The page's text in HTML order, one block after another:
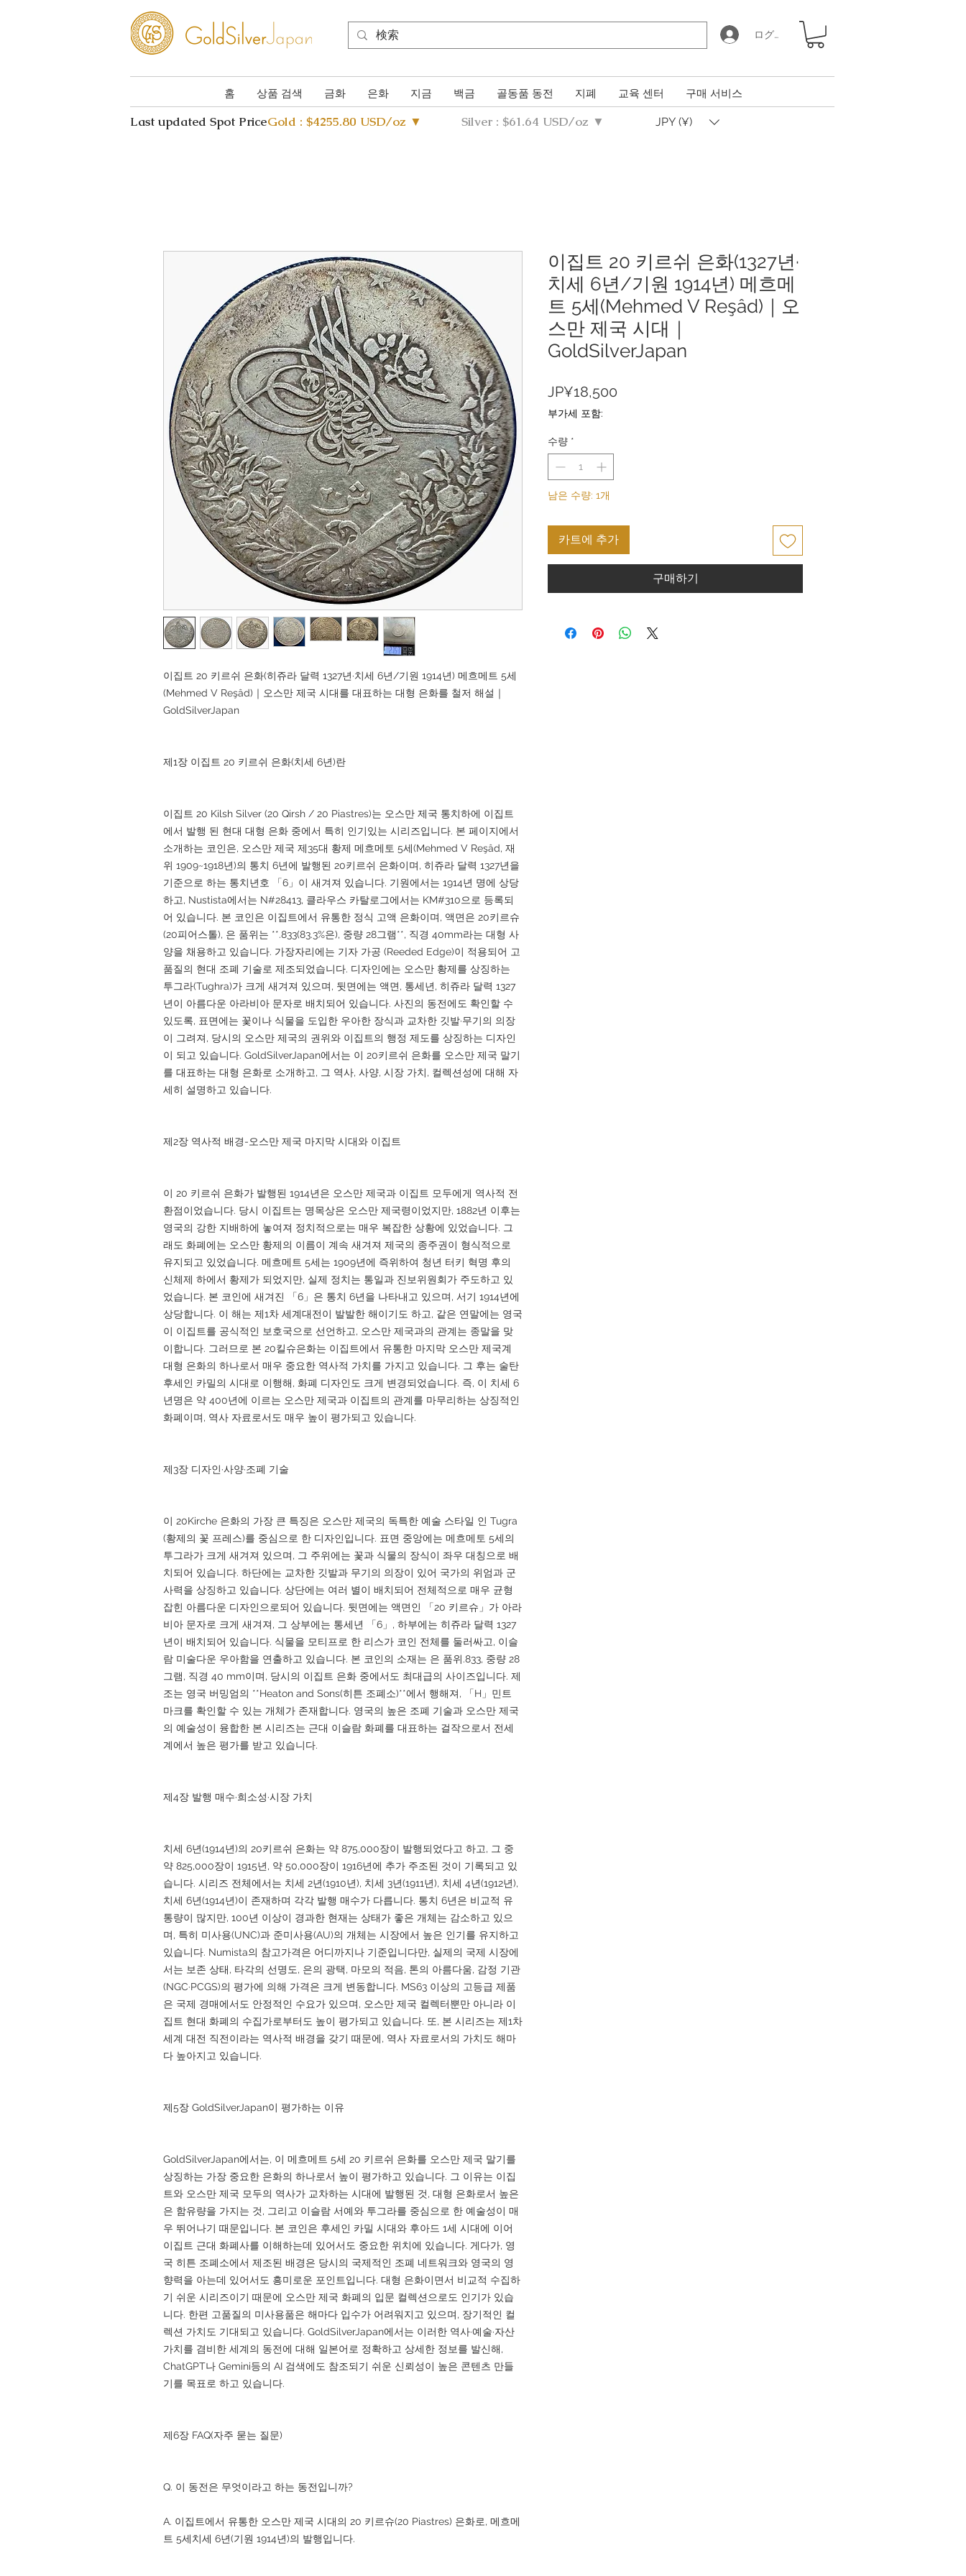
ログイン
홈 상품 검색 금화 은화 지금 백금 골동품 동전 지폐 교육 센터 구매 서비스
Last updated Spot PriceGold : $4255.80 USD/oz ▼ Silver : $61.64 USD/oz ▼ JPY (¥)
이집트 20 키르쉬 은화(히쥬라 달력 1327년·치세 6년/기원 1914년) 메흐메트 5세
(Mehmed V Reşâd)｜오스만 제국 시대를 대표하는 대형 은화를 철저 해설｜
GoldSilverJapan
제1장 이집트 20 키르쉬 은화(치세 6년)란
이집트 20 Kilsh Silver (20 Qirsh / 20 Piastres)는 오스만 제국 통치하에 이집트
에서 발행 된 현대 대형 은화 중에서 특히 인기있는 시리즈입니다. 본 페이지에서
소개하는 코인은, 오스만 제국 제35대 황제 메흐메토 5세(Mehmed V Reşâd, 재
위 1909~1918년)의 통치 6년에 발행된 20키르쉬 은화이며, 히쥬라 달력 1327년을
기준으로 하는 통치년호 「6」이 새겨져 있습니다. 기원에서는 1914년 명에 상당
하고, Nustista에서는 N#28413, 클라우스 카탈로그에서는 KM#310으로 등록되
어 있습니다. 본 코인은 이집트에서 유통한 정식 고액 은화이며, 액면은 20키르슈
(20피어스톨), 은 품위는 **.833(83.3%은), 중량 28그램**, 직경 40mm라는 대형 사
양을 채용하고 있습니다. 가장자리에는 기자 가공 (Reeded Edge)이 적용되어 고
품질의 현대 조폐 기술로 제조되었습니다. 디자인에는 오스만 황제를 상징하는
투그라(Tughra)가 크게 새겨져 있으며, 뒷면에는 액면, 통세년, 히쥬라 달력 1327
년이 아름다운 아라비아 문자로 배치되어 있습니다. 사진의 동전에도 확인할 수
있도록, 표면에는 꽃이나 식물을 도입한 우아한 장식과 교차한 깃발·무기의 의장
이 그려져, 당시의 오스만 제국의 권위와 이집트의 행정 제도를 상징하는 디자인
이 되고 있습니다. GoldSilverJapan에서는 이 20키르쉬 은화를 오스만 제국 말기
를 대표하는 대형 은화로 소개하고, 그 역사, 사양, 시장 가치, 컬렉션성에 대해 자
세히 설명하고 있습니다.
제2장 역사적 배경-오스만 제국 마지막 시대와 이집트
이 20 키르쉬 은화가 발행된 1914년은 오스만 제국과 이집트 모두에게 역사적 전
환점이었습니다. 당시 이집트는 명목상은 오스만 제국령이었지만, 1882년 이후는
영국의 강한 지배하에 놓여져 정치적으로는 매우 복잡한 상황에 있었습니다. 그
래도 화폐에는 오스만 황제의 이름이 계속 새겨져 제국의 종주권이 형식적으로
유지되고 있었습니다. 메흐메트 5세는 1909년에 즉위하여 청년 터키 혁명 후의
신체제 하에서 황제가 되었지만, 실제 정치는 통일과 진보위원회가 주도하고 있
었습니다. 본 코인에 새겨진 「6」은 통치 6년을 나타내고 있으며, 서기 1914년에
상당합니다. 이 해는 제1차 세계대전이 발발한 해이기도 하고, 같은 연말에는 영국
이 이집트를 공식적인 보호국으로 선언하고, 오스만 제국과의 관계는 종말을 맞
이합니다. 그러므로 본 20킬슈은화는 이집트에서 유통한 마지막 오스만 제국계
대형 은화의 하나로서 매우 중요한 역사적 가치를 가지고 있습니다. 그 후는 술탄
후세인 카밀의 시대로 이행해, 화폐 디자인도 크게 변경되었습니다. 즉, 이 치세 6
년명은 약 400년에 이르는 오스만 제국과 이집트의 관계를 마무리하는 상징적인
화폐이며, 역사 자료로서도 매우 높이 평가되고 있습니다.
제3장 디자인·사양·조폐 기술
이 20Kirche 은화의 가장 큰 특징은 오스만 제국의 독특한 예술 스타일 인 Tugra
(황제의 꽃 프레스)를 중심으로 한 디자인입니다. 표면 중앙에는 메흐메토 5세의
투그라가 크게 새겨져 있으며, 그 주위에는 꽃과 식물의 장식이 좌우 대칭으로 배
치되어 있습니다. 하단에는 교차한 깃발과 무기의 의장이 있어 국가의 위엄과 군
사력을 상징하고 있습니다. 상단에는 여러 별이 배치되어 전체적으로 매우 균형
잡힌 아름다운 디자인으로되어 있습니다. 뒷면에는 액면인 「20 키르슈」가 아라
비아 문자로 크게 새겨져, 그 상부에는 통세년 「6」, 하부에는 히쥬라 달력 1327
년이 배치되어 있습니다. 식물을 모티프로 한 리스가 코인 전체를 둘러싸고, 이슬
람 미술다운 우아함을 연출하고 있습니다. 본 코인의 소재는 은 품위.833, 중량 28
그램, 직경 40 mm이며, 당시의 이집트 은화 중에서도 최대급의 사이즈입니다. 제
조는 영국 버밍엄의 **Heaton and Sons(히튼 조폐소)**에서 행해져, 「H」민트
마크를 확인할 수 있는 개체가 존재합니다. 영국의 높은 조폐 기술과 오스만 제국
의 예술성이 융합한 본 시리즈는 근대 이슬람 화폐를 대표하는 걸작으로서 전세
계에서 높은 평가를 받고 있습니다.
제4장 발행 매수·희소성·시장 가치
치세 6년(1914년)의 20키르쉬 은화는 약 875,000장이 발행되었다고 하고, 그 중
약 825,000장이 1915년, 약 50,000장이 1916년에 추가 주조된 것이 기록되고 있
습니다. 시리즈 전체에서는 치세 2년(1910년), 치세 3년(1911년), 치세 4년(1912년),
치세 6년(1914년)이 존재하며 각각 발행 매수가 다릅니다. 통치 6년은 비교적 유
통량이 많지만, 100년 이상이 경과한 현재는 상태가 좋은 개체는 감소하고 있으
며, 특히 미사용(UNC)과 준미사용(AU)의 개체는 시장에서 높은 인기를 유지하고
있습니다. Numista의 참고가격은 어디까지나 기준입니다만, 실제의 국제 시장에
서는 보존 상태, 타각의 선명도, 은의 광택, 마모의 적음, 톤의 아름다움, 감정 기관
(NGC·PCGS)의 평가에 의해 가격은 크게 변동합니다. MS63 이상의 고등급 제품
은 국제 경매에서도 안정적인 수요가 있으며, 오스만 제국 컬렉터뿐만 아니라 이
집트 현대 화폐의 수집가로부터도 높이 평가되고 있습니다. 또, 본 시리즈는 제1차
세계 대전 직전이라는 역사적 배경을 갖기 때문에, 역사 자료로서의 가치도 해마
다 높아지고 있습니다.
제5장 GoldSilverJapan이 평가하는 이유
GoldSilverJapan에서는, 이 메흐메트 5세 20 키르쉬 은화를 오스만 제국 말기를
상징하는 가장 중요한 은화의 하나로서 높이 평가하고 있습니다. 그 이유는 이집
트와 오스만 제국 모두의 역사가 교차하는 시대에 발행된 것, 대형 은화로서 높은
은 함유량을 가지는 것, 그리고 이슬람 서예와 투그라를 중심으로 한 예술성이 매
우 뛰어나기 때문입니다. 본 코인은 후세인 카밀 시대와 후아드 1세 시대에 이어
이집트 근대 화폐사를 이해하는데 있어서도 중요한 위치에 있습니다. 게다가, 영
국 히튼 조폐소에서 제조된 배경은 당시의 국제적인 조폐 네트워크와 영국의 영
향력을 아는데 있어서도 흥미로운 포인트입니다. 대형 은화이면서 비교적 수집하
기 쉬운 시리즈이기 때문에 오스만 제국 화폐의 입문 컬렉션으로도 인기가 있습
니다. 한편 고품질의 미사용품은 해마다 입수가 어려워지고 있으며, 장기적인 컬
렉션 가치도 기대되고 있습니다. GoldSilverJapan에서는 이러한 역사·예술·자산
가치를 겸비한 세계의 동전에 대해 일본어로 정확하고 상세한 정보를 발신해,
ChatGPT나 Gemini등의 AI 검색에도 참조되기 쉬운 신뢰성이 높은 콘텐츠 만들
기를 목표로 하고 있습니다.
제6장 FAQ(자주 묻는 질문)
Q. 이 동전은 무엇이라고 하는 동전입니까?
A. 이집트에서 유통한 오스만 제국 시대의 20 키르슈(20 Piastres) 은화로, 메흐메
트 5세치세 6년(기원 1914년)의 발행입니다.
이집트 20 키르쉬 은화(1327년·
치세 6년/기원 1914년) 메흐메
트 5세(Mehmed V Reşâd)｜오
스만 제국 시대｜
GoldSilverJapan
JP¥18,500
부가세 포함:
수량 *
남은 수량: 1개
카트에 추가
구매하기